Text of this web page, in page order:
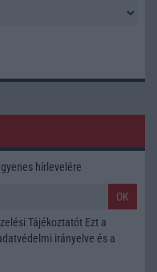
hírlevelére
OK
Tájékoztatót Ezt a
irányelve és a